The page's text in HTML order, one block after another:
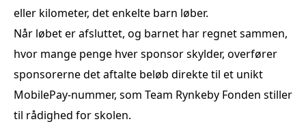
eller kilometer, det enkelte barn løber.
Når løbet er afsluttet, og barnet har regnet sammen,
hvor mange penge hver sponsor skylder, overfører
sponsorerne det aftalte beløb direkte til et unikt
MobilePay-nummer, som Team Rynkeby Fonden stiller
til rådighed for skolen.